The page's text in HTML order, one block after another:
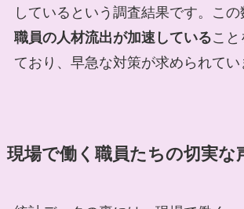
しているという調査結果です。この
職員の人材流出が加速していること
ており、早急な対策が求められてい
現場で働く職員たちの切実な